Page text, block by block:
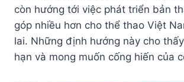
còn hướng tới việc phát triển bản
góp nhiều hơn cho thể thao Việt
lai. Những định hướng này cho
hạn và mong muốn cống hiến của